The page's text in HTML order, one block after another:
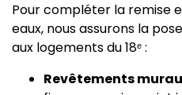
Pour compléter la remise
eaux, nous assurons la
aux logements du 18ᵉ :
Revêtements